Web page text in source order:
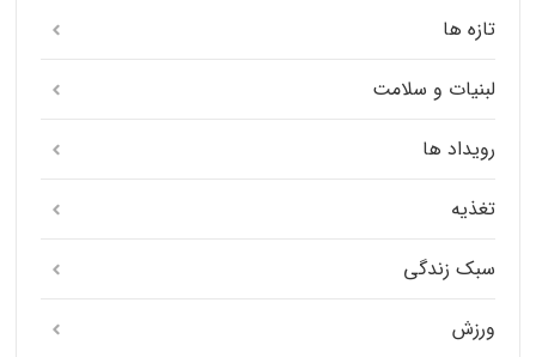
تازه ها
لبنیات و سلامت
رویداد ها
تغذیه
سبک زندگی
ورزش